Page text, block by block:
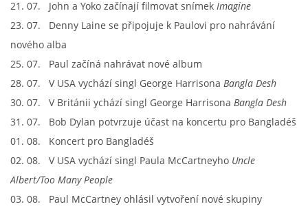
GEORGE HARRISON - ALBA
RINGO STARR - SINGLY
RINGO STARR - ALBA
SKLADBY + INFO + AKORDY
21. 07. John a Yoko začínají filmovat snímek Imagine
23. 07. Denny Laine se připojuje k Paulovi pro nahrávání
nového alba
25. 07. Paul začíná nahrávat nové album
28. 07. V USA vychází singl George Harrisona Bangla Desh
30. 07. V Británii ychází singl George Harrisona Bangla Desh
31. 07. Bob Dylan potvrzuje účast na koncertu pro Bangladéš
01. 08. Koncert pro Bangladéš
02. 08. V USA vychází singl Paula McCartneyho Uncle
Albert/Too Many People
03. 08. Paul McCartney ohlásil vytvoření nové skupiny